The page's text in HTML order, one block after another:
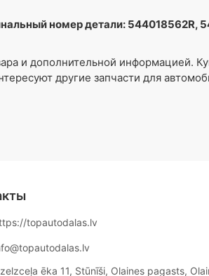
номер детали: 544018562R,
и дополнительной информацией.
другие запчасти для
topautodalas.lv
ēka 11, Stūnīši, Olaines pagasts,